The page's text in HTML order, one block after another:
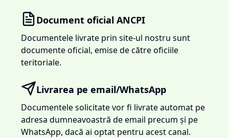
Document oficial ANCPI
Documentele livrate prin site-ul nostru sunt
documente oficial, emise de către oficiile
teritoriale.
Livrarea pe email/WhatsApp
Documentele solicitate vor fi livrate automat pe
adresa dumneavoastră de email precum și pe
WhatsApp, dacă ai optat pentru acest canal.